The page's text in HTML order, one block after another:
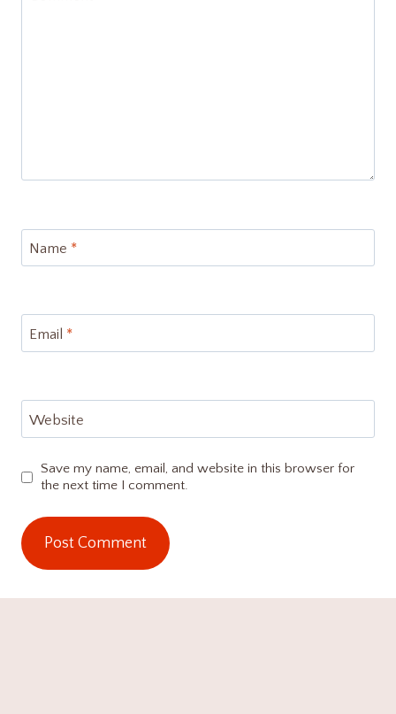
Name *
Email *
Website
Save my name, email, and website in this browser for
the next time I comment.